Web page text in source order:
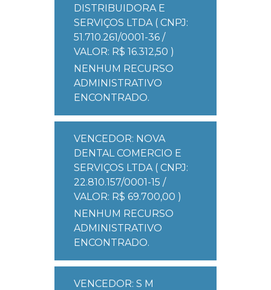
DISTRIBUIDORA E
SERVIÇOS LTDA ( CNPJ:
51.710.261/0001-36 /
VALOR: R$ 16.312,50 )
NENHUM RECURSO
ADMINISTRATIVO
ENCONTRADO.
VENCEDOR: NOVA
DENTAL COMERCIO E
SERVIÇOS LTDA ( CNPJ:
22.810.157/0001-15 /
VALOR: R$ 69.700,00 )
NENHUM RECURSO
ADMINISTRATIVO
ENCONTRADO.
VENCEDOR: S M